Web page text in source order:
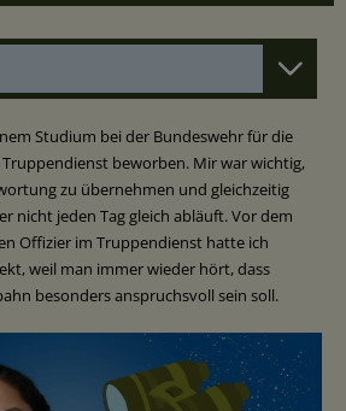
Studium bei der Bundeswehr für die
beworben. Mir war wichtig,
zu übernehmen und gleichzeitig
nicht jeden Tag gleich abläuft. Vor dem
Offizier im Truppendienst hatte ich
weil man immer wieder hört, dass
besonders anspruchsvoll sein soll.